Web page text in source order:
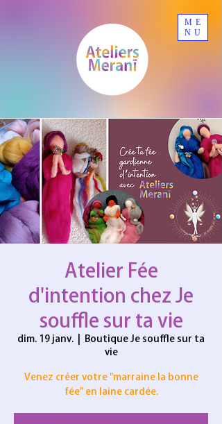
ME
NU
Atelier Fée
d'intention chez Je
souffle sur ta vie
dim. 19 janv.
Boutique Je souffle sur ta
vie
Venez créer votre "marraine la bonne
fée" en laine cardée.